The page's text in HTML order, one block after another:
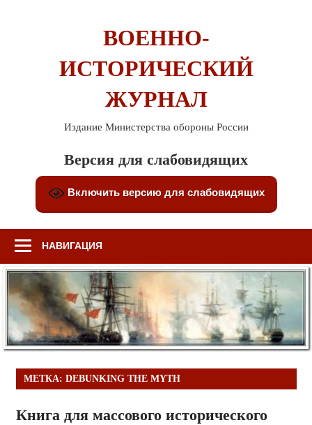
ВОЕННО-
ИСТОРИЧЕСКИЙ
ЖУРНАЛ
Издание Министерства обороны России
Версия для слабовидящих
Включить версию для слабовидящих
НАВИГАЦИЯ
МЕТКА: DEBUNKING THE MYTH
Книга для массового исторического